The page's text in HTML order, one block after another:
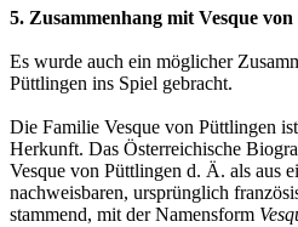
5. Zusammenhang mit Vesque
Es wurde auch ein möglicher
Püttlingen ins Spiel gebracht.
Die Familie Vesque von Püttlingen
Herkunft. Das Österreichische
Vesque von Püttlingen d. Ä. als aus
nachweisbaren, ursprünglich
stammend, mit der Namensform